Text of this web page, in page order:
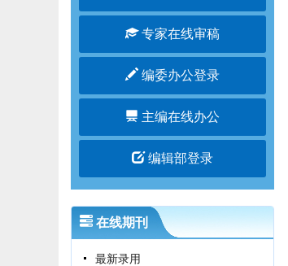
专家在线审稿
编委办公登录
主编在线办公
编辑部登录
在线期刊
最新录用